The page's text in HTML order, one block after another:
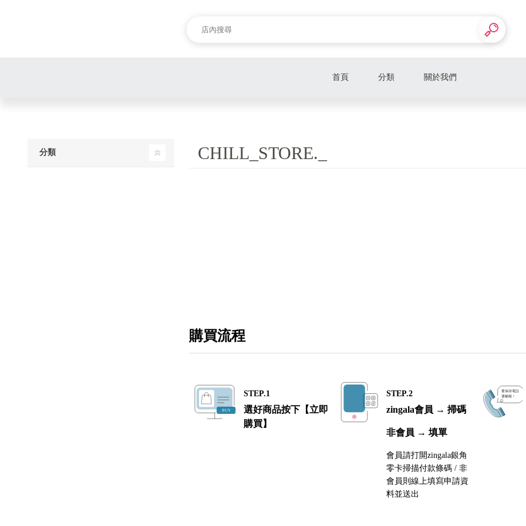
首頁 分類 關於我們
CHILL_STORE._
購買流程
STEP.1
選好商品按下【立即
購買】
STEP.2
zingala會員 → 掃碼
非會員 → 填單
會員請打開zingala銀角
零卡掃描付款條碼 / 非
會員則線上填寫申請資
料並送出
分類